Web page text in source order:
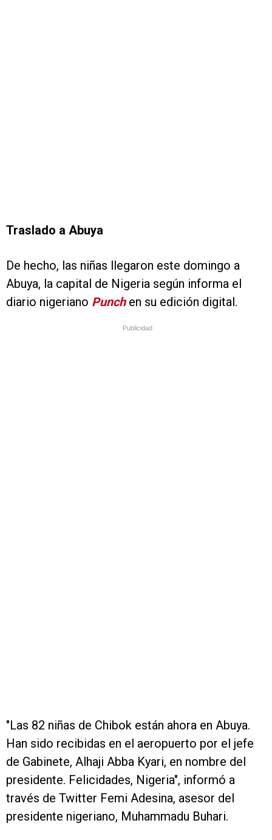
Traslado a Abuya
De hecho, las niñas llegaron este domingo a
Abuya, la capital de Nigeria según informa el
diario nigeriano Punchen su edición digital.
Publicidad
"Las 82 niñas de Chibok están ahora en Abuya.
Han sido recibidas en el aeropuerto por el jefe
de Gabinete, Alhaji Abba Kyari, en nombre del
presidente. Felicidades, Nigeria", informó a
través de Twitter Femi Adesina, asesor del
presidente nigeriano, Muhammadu Buhari.